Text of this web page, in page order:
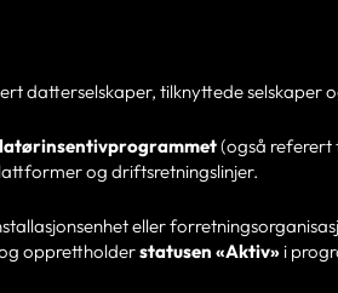
datterselskaper, tilknyttede selskaper
(også referert
og driftsretningslinjer.
eller
opprettholderstatusen «Aktiv» i